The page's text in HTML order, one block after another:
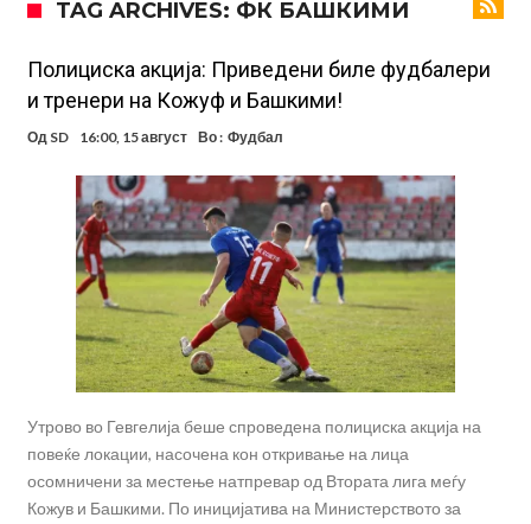
Мурињо: Несреќникот ни дојде неподготвен во Мадрид
Тетоважата на Габриел стана предмет на потсмев: Навивачите го
вметнаа Де Брујне и направија хит (Фото)
Бизарна тепачка која го запали интернетот: Познатиот тешкаш го
прифати најлудиот предизвик на кариерата – сам против
шестмина (Видео)
Меси, Нејмар и Суарез повторно заедно?!
Маркус Рашфорд повторно со Манчестер Јунајтед. Не е
заинтересиран за трансфер во Турција и Саудиска Арабија
Дарвин Нуњез на прагот на трансфер во Трабзонспор
Тикет на денот (понеделник, 10.08.2026)
Феран Торес се поблиску до трансфер во ПСЖ
TAG ARCHIVES: ФК БАШКИМИ
Полициска акција: Приведени биле фудбалери
и тренери на Кожуф и Башкими!
Од SD 16:00, 15 август Во : Фудбал
Утрово во Гевгелија беше спроведена полициска акција на
повеќе локации, насочена кон откривање на лица
осомничени за местење натпревар од Втората лига меѓу
Кожув и Башкими. По иницијатива на Министерството за